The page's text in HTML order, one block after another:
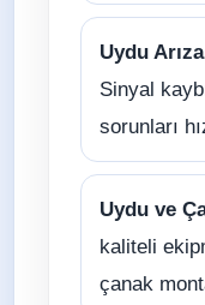
Uydu
Sinyal
sorunları
Uydu ve
kaliteli
çanak